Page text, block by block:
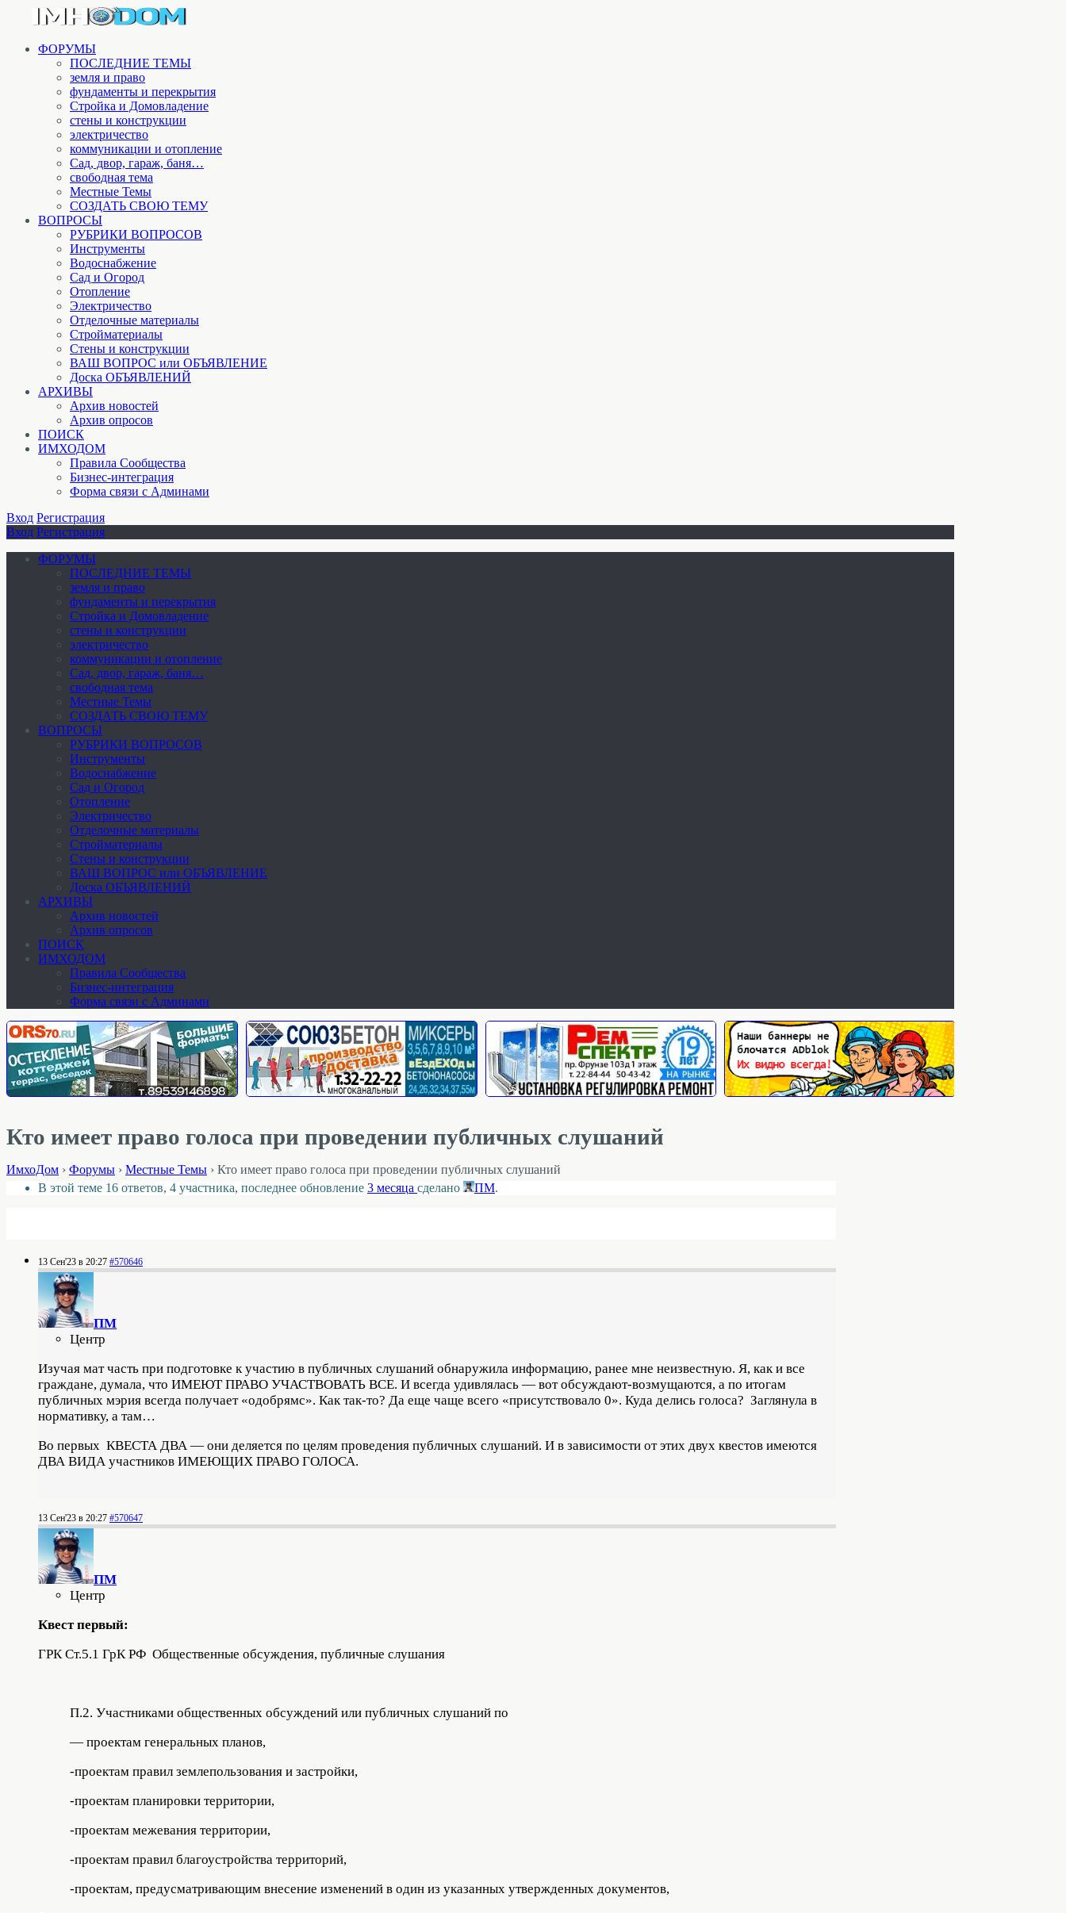
ФОРУМЫ
ПОСЛЕДНИЕ ТЕМЫ
земля и право
фундаменты и перекрытия
Стройка и Домовладение
стены и конструкции
электричество
коммуникации и отопление
Cад, двор, гараж, баня…
свободная тема
Местные Темы
СОЗДАТЬ СВОЮ ТЕМУ
ВОПРОСЫ
РУБРИКИ ВОПРОСОВ
Инструменты
Водоснабжение
Сад и Огород
Отопление
Электричество
Отделочные материалы
Стройматериалы
Стены и конструкции
ВАШ ВОПРОС или ОБЪЯВЛЕНИЕ
Доска ОБЪЯВЛЕНИЙ
АРХИВЫ
Архив новостей
Архив опросов
ПОИСК
ИМХОДОМ
Правила Сообщества
Бизнес-интеграция
Форма связи с Админами
Вход Регистрация
Вход Регистрация
ФОРУМЫ
ПОСЛЕДНИЕ ТЕМЫ
земля и право
фундаменты и перекрытия
Стройка и Домовладение
стены и конструкции
электричество
коммуникации и отопление
Cад, двор, гараж, баня…
свободная тема
Местные Темы
СОЗДАТЬ СВОЮ ТЕМУ
ВОПРОСЫ
РУБРИКИ ВОПРОСОВ
Инструменты
Водоснабжение
Сад и Огород
Отопление
Электричество
Отделочные материалы
Стройматериалы
Стены и конструкции
ВАШ ВОПРОС или ОБЪЯВЛЕНИЕ
Доска ОБЪЯВЛЕНИЙ
АРХИВЫ
Архив новостей
Архив опросов
ПОИСК
ИМХОДОМ
Правила Сообщества
Бизнес-интеграция
Форма связи с Админами
Кто имеет право голоса при проведении публичных слушаний
ИмхоДом › Форумы › Местные Темы › Кто имеет право голоса при проведении публичных слушаний
В этой теме 16 ответов, 4 участника, последнее обновление 3 месяца сделано ПМ.
13 Сен'23 в 20:27 #570646
ПМ
Центр
Изучая мат часть при подготовке к участию в публичных слушаний обнаружила информацию, ранее мне неизвестную. Я, как и все
граждане, думала, что ИМЕЮТ ПРАВО УЧАСТВОВАТЬ ВСЕ. И всегда удивлялась — вот обсуждают-возмущаются, а по итогам
публичных мэрия всегда получает «одобрямс». Как так-то? Да еще чаще всего «присутствовало 0». Куда делись голоса? Заглянула в
нормативку, а там…
Во первых КВЕСТА ДВА — они деляется по целям проведения публичных слушаний. И в зависимости от этих двух квестов имеются
ДВА ВИДА участников ИМЕЮЩИХ ПРАВО ГОЛОСА.
13 Сен'23 в 20:27 #570647
ПМ
Центр
Квест первый:
ГРК Ст.5.1 ГрК РФ Общественные обсуждения, публичные слушания
П.2. Участниками общественных обсуждений или публичных слушаний по
— проектам генеральных планов,
-проектам правил землепользования и застройки,
-проектам планировки территории,
-проектам межевания территории,
-проектам правил благоустройства территорий,
-проектам, предусматривающим внесение изменений в один из указанных утвержденных документов,